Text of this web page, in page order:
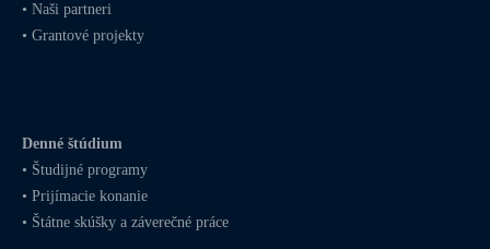
•Naši partneri
•Grantové projekty
Denné štúdium
• Študijné programy
•Prijímacie konanie
• Štátne skúšky a záverečné práce